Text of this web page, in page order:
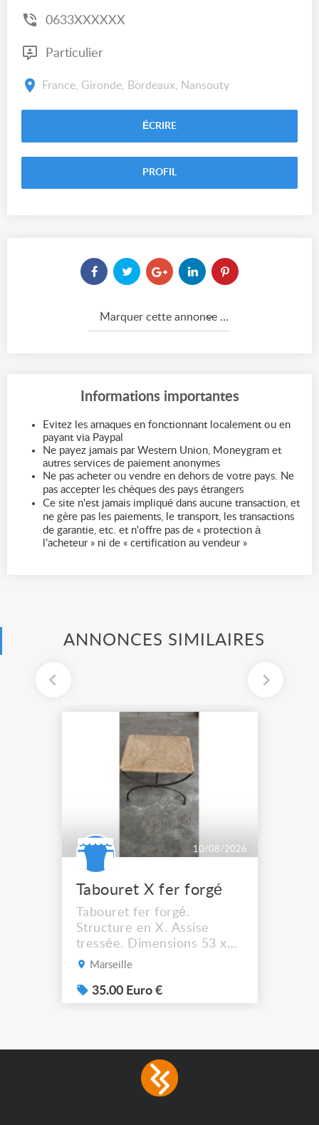
0633XXXXXX
Particulier
France, Gironde, Bordeaux, Nansouty
ÉCRIRE
PROFIL
Marquer cette annonce comme...
Informations importantes
Evitez les arnaques en fonctionnant localement ou en
payant via Paypal
Ne payez jamais par Western Union, Moneygram et
autres services de paiement anonymes
Ne pas acheter ou vendre en dehors de votre pays. Ne
pas accepter les chèques des pays étrangers
Ce site n'est jamais impliqué dans aucune transaction, et
ne gère pas les paiements, le transport, les transactions
de garantie, etc. et n'offre pas de « protection à
l’acheteur » ni de « certification au vendeur »
ANNONCES SIMILAIRES
10/08/2026
Tabouret X fer forgé
Tabouret fer forgé.
Structure en X. Assise
tressée. Dimensions 53 x
44 cm. Hauteur assise :
récupérer à Marseille
13012.
Marseille
35.00 Euro €